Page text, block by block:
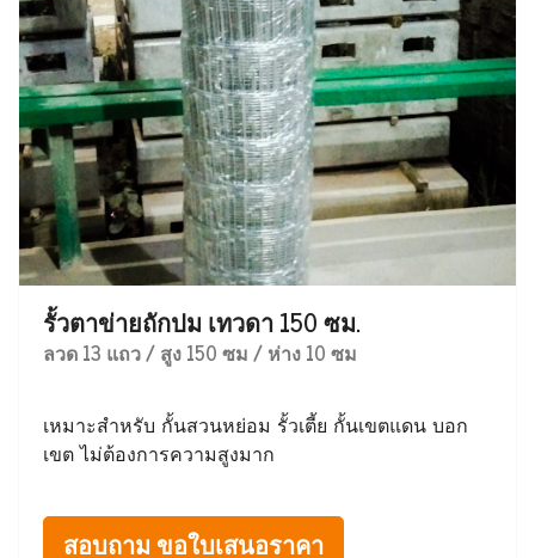
รั้วตาข่ายถักปม เทวดา 150 ซม.
ลวด 13 แถว / สูง 150 ซม / ห่าง 10 ซม
เหมาะสำหรับ กั้นสวนหย่อม รั้วเตี้ย กั้นเขตแดน บอก
เขต ไม่ต้องการความสูงมาก
สอบถาม ขอใบเสนอราคา